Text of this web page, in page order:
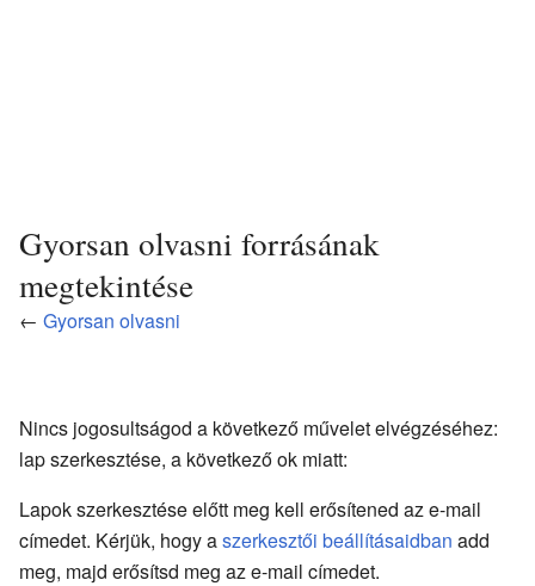
Gyorsan olvasni forrásának
megtekintése
← Gyorsan olvasni
Nincs jogosultságod a következő művelet elvégzéséhez:
lap szerkesztése, a következő ok miatt:
Lapok szerkesztése előtt meg kell erősítened az e-mail
címedet. Kérjük, hogy aszerkesztői beállításaidban add
meg, majd erősítsd meg az e-mail címedet.